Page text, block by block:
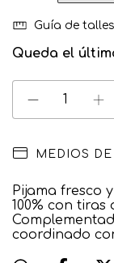
Guía de talles
Queda el
MEDIOS DE
Pijama fresco
100% con
coordinado